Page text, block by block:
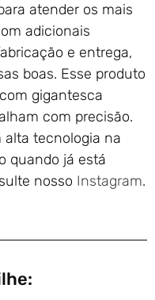
atender os mais
adicionais
e entrega,
boas. Esse produto
gigantesca
com precisão.
tecnologia na
quando já está
nosso Instagram.